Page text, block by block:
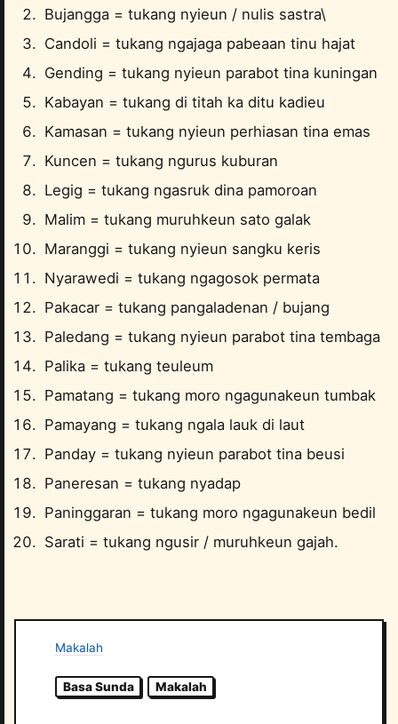
Bujangga = tukang nyieun / nulis sastra\
Candoli = tukang ngajaga pabeaan tinu hajat
Gending = tukang nyieun parabot tina kuningan
Kabayan = tukang di titah ka ditu kadieu
Kamasan = tukang nyieun perhiasan tina emas
Kuncen = tukang ngurus kuburan
Legig = tukang ngasruk dina pamoroan
Malim = tukang muruhkeun sato galak
Maranggi = tukang nyieun sangku keris
Nyarawedi = tukang ngagosok permata
Pakacar = tukang pangaladenan / bujang
Paledang = tukang nyieun parabot tina tembaga
Palika = tukang teuleum
Pamatang = tukang moro ngagunakeun tumbak
Pamayang = tukang ngala lauk di laut
Panday = tukang nyieun parabot tina beusi
Paneresan = tukang nyadap
Paninggaran = tukang moro ngagunakeun bedil
Sarati = tukang ngusir / muruhkeun gajah.
Makalah
Basa Sunda Makalah